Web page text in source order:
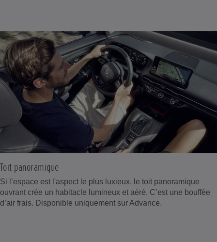
Toit panoramique
Si l’espace est l'aspect le plus luxieux, le toit panoramique
ouvrant crée un habitacle lumineux et aéré. C’est une bouffée
d’air frais. Disponible uniquement sur Advance.